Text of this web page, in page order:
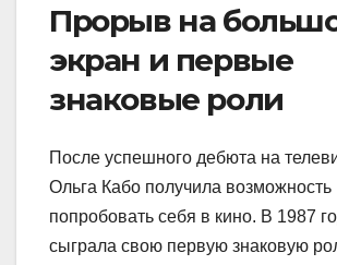
Прорыв на
экран и первые
знаковые роли
После успешного дебюта на
Ольга Кабо получила возможность
попробовать себя в кино. В 1987
сыграла свою первую знаковую